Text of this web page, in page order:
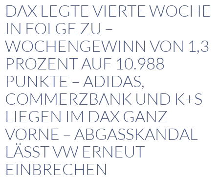
DAX LEGTE VIERTE WOCHE
IN FOLGE ZU –
WOCHENGEWINN VON 1,3
PROZENT AUF 10.988
PUNKTE – ADIDAS,
COMMERZBANK UND K+S
LIEGEN IM DAX GANZ
VORNE – ABGASSKANDAL
LÄSST VW ERNEUT
EINBRECHEN